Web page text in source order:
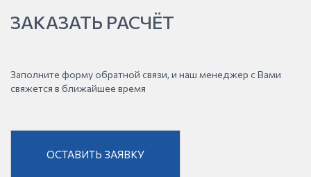
ЗАКАЗАТЬ РАСЧЁТ
Заполните форму обратной связи, и наш менеджер с Вами
свяжется в ближайшее время
ОСТАВИТЬ ЗАЯВКУ